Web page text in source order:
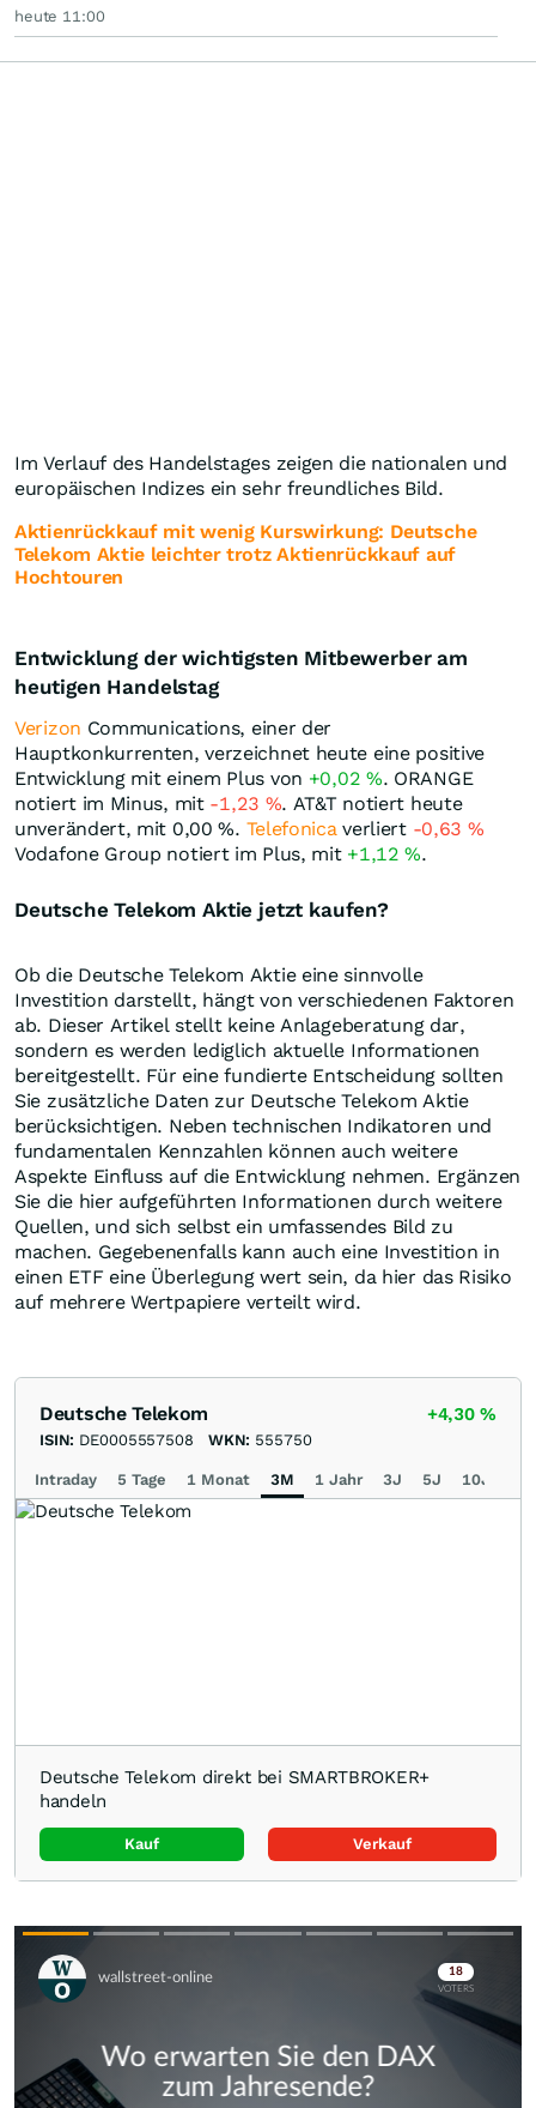
heute 11:00
Im Verlauf des Handelstages zeigen die nationalen und
europäischen Indizes ein sehr freundliches Bild.
Aktienrückkauf mit wenig Kurswirkung: Deutsche
Telekom Aktie leichter trotz Aktienrückkauf auf
Hochtouren
Entwicklung der wichtigsten Mitbewerber am
heutigen Handelstag
Verizon Communications, einer der
Hauptkonkurrenten, verzeichnet heute eine positive
Entwicklung mit einem Plus von +0,02 %. ORANGE
notiert im Minus, mit -1,23 %. AT&T notiert heute
unverändert, mit 0,00%. Telefonicaverliert -0,63 %
Vodafone Group notiert im Plus, mit +1,12%.
Deutsche Telekom Aktie jetzt kaufen?
Ob die Deutsche Telekom Aktie eine sinnvolle
Investition darstellt, hängt von verschiedenen Faktoren
ab. Dieser Artikel stellt keine Anlageberatung dar,
sondern es werden lediglich aktuelle Informationen
bereitgestellt. Für eine fundierte Entscheidung sollten
Sie zusätzliche Daten zur Deutsche Telekom Aktie
berücksichtigen. Neben technischen Indikatoren und
fundamentalen Kennzahlen können auch weitere
Aspekte Einfluss auf die Entwicklung nehmen. Ergänzen
Sie die hier aufgeführten Informationen durch weitere
Quellen, und sich selbst ein umfassendes Bild zu
machen. Gegebenenfalls kann auch eine Investition in
einen ETF eine Überlegung wert sein, da hier das Risiko
auf mehrere Wertpapiere verteilt wird.
Deutsche Telekom +4,30%
ISIN: DE0005557508 WKN: 555750
Intraday 5 Tage 1 Monat 3M 1 Jahr 3J 5J 10J
Deutsche Telekom direkt bei SMARTBROKER+
handeln
Kauf Verkauf
Skip